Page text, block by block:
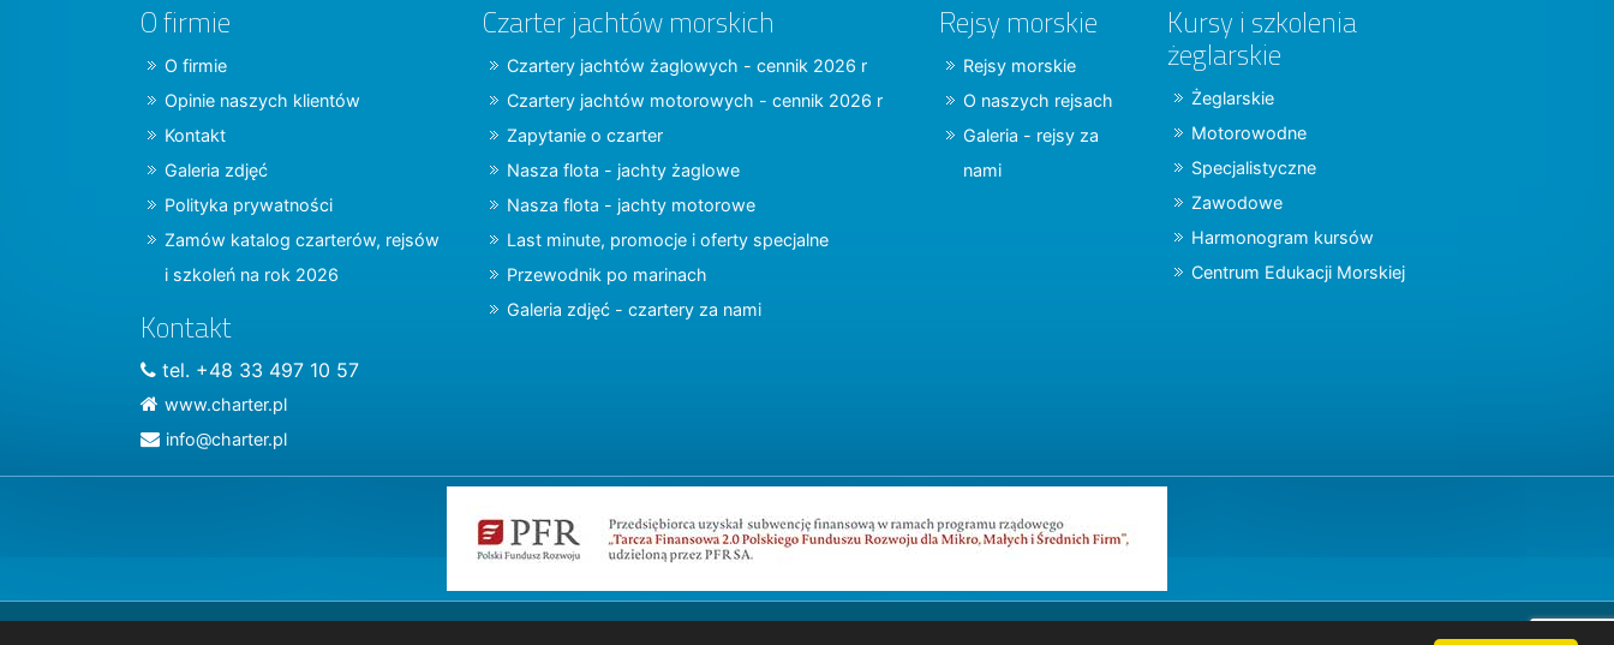
O firmie
O firmie
Opinie naszych klientów
Kontakt
Galeria zdjęć
Polityka prywatności
Zamów katalog czarterów, rejsów
i szkoleń na rok 2026
Kontakt
tel. +48 33 497 10 57
www.charter.pl
info@charter.pl
Czarter jachtów morskich
Czartery jachtów żaglowych - cennik 2026 r
Czartery jachtów motorowych - cennik 2026 r
Zapytanie o czarter
Nasza flota - jachty żaglowe
Nasza flota - jachty motorowe
Last minute, promocje i oferty specjalne
Przewodnik po marinach
Galeria zdjęć - czartery za nami
Rejsy morskie
Rejsy morskie
O naszych rejsach
Galeria - rejsy za
nami
Kursy i szkolenia
żeglarskie
Żeglarskie
Motorowodne
Specjalistyczne
Zawodowe
Harmonogram kursów
Centrum Edukacji Morskiej